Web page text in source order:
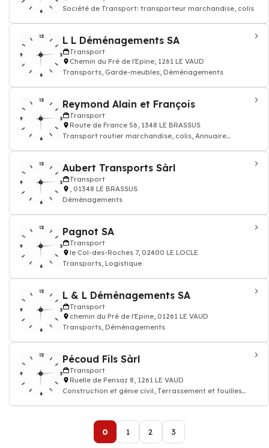
Société de Transport: transporteur marchandise, colis
L L Déménagements SA
Transport
Chemin du Pré de l'Epine, 1261 LE VAUD
Transports, Garde-meubles, Déménagements
Reymond Alain et François
Transport
Route de France 56, 1348 LE BRASSUS
Transport routier marchandise, colis, Annuaire
Aubert Transports Sàrl
Transport
, 01348 LE BRASSUS
Déménagements
Pagnot SA
Transport
le Col-des-Roches 7, 02400 LE LOCLE
Transports, Logistique
L & L Déménagements SA
Transport
chemin du Pré de l'Epine, 01261 LE VAUD
Transports, Déménagements
Pécoud Fils Sàrl
Transport
Ruelle de Pensaz 8, 1261 LE VAUD
Construction et génie civil, Terrassement et fouilles
0 1 2 3